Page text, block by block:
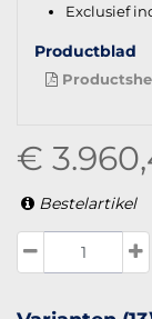
Exclusief
Productblad
€
Bestelartikel